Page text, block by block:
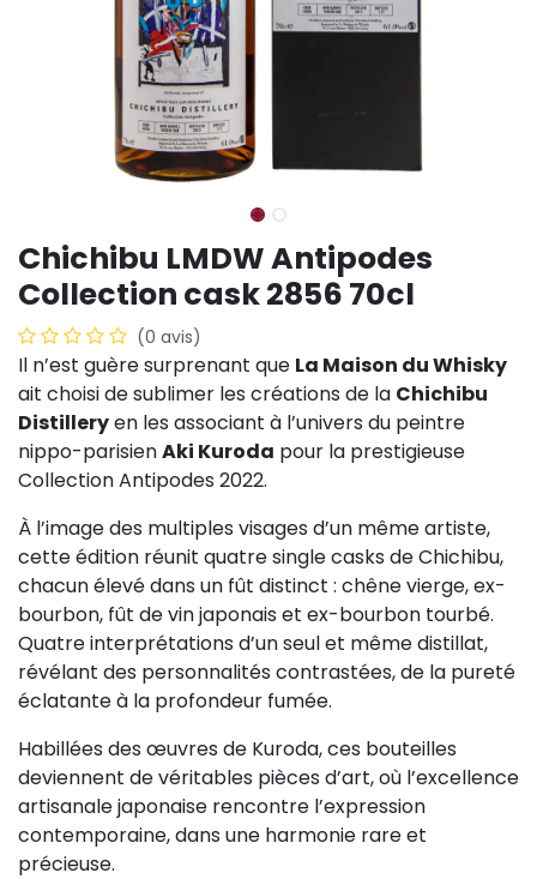
Chichibu LMDW Antipodes
Collection cask 2856 70cl
(0 avis)
Il n’est guère surprenant que La Maison du Whisky
ait choisi de sublimer les créations de la Chichibu
Distilleryen les associant à l’univers du peintre
nippo-parisienAki Kuroda pour la prestigieuse
Collection Antipodes 2022.
À l’image des multiples visages d’un même artiste,
cette édition réunit quatre single casks de Chichibu,
chacun élevé dans un fût distinct : chêne vierge, ex-
bourbon, fût de vin japonais et ex-bourbon tourbé.
Quatre interprétations d’un seul et même distillat,
révélant des personnalités contrastées, de la pureté
éclatante à la profondeur fumée.
Habillées des œuvres de Kuroda, ces bouteilles
deviennent de véritables pièces d’art, où l’excellence
artisanale japonaise rencontre l’expression
contemporaine, dans une harmonie rare et
précieuse.